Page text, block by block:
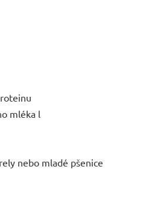
mléka l
nebo mladé pšenice